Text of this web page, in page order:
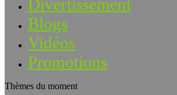
Divertissement
Blogs
Vidéos
Promotions
Thèmes du moment